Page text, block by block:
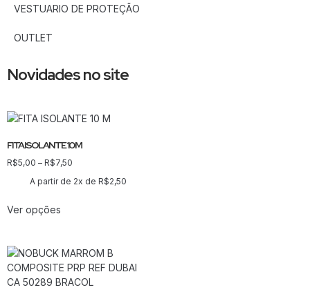
VESTUARIO DE PROTEÇÃO
OUTLET
Novidades no site
FITA ISOLANTE 10 M
R$5,00 – R$7,50
A partir de 2x de R$2,50
Ver opções